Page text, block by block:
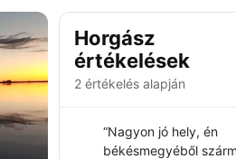
Horgász
értékelések
2 értékelés alapján
“Nagyon jó hely, én
békésmegyéből